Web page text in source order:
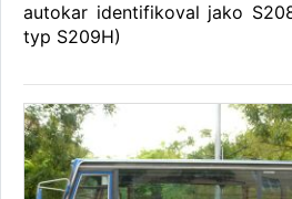
autokar identifikoval jako
typ S209H)